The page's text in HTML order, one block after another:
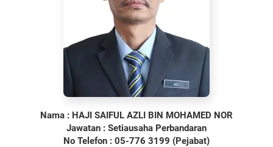
Nama : HAJI SAIFUL AZLI BIN MOHAMED NOR
Jawatan : Setiausaha Perbandaran
No Telefon : 05-776 3199 (Pejabat)